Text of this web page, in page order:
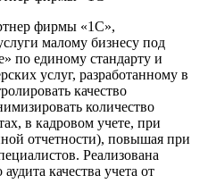
фирмы «1С»,
малому бизнесу под
по единому стандарту и
услуг, разработанному в
качество
количество
в кадровом учете, при
отчетности), повышая при
Реализована
качества учета от